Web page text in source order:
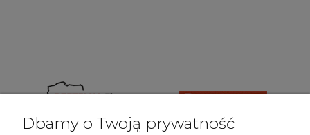
Dbamy o Twoją prywatność